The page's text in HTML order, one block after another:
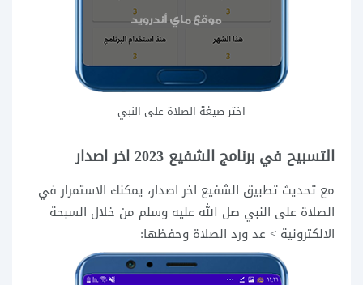
اختر صيغة الصلاة على النبي
التسبيح في برنامج الشفيع 2023 اخر اصدار
مع تحديث تطبيق الشفيع اخر اصدار، يمكنك الاستمرار في
الصلاة على النبي صل الله عليه وسلم من خلال السبحة
الالكترونية > عد ورد الصلاة وحفظها: